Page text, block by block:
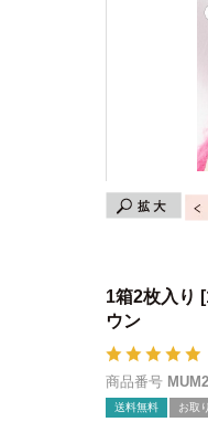
1箱2枚入り
ウン
商品番号
送料無料 お取